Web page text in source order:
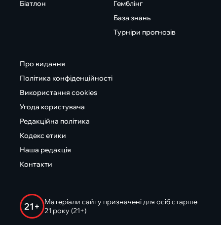
Біатлон
Гемблінг
База знань
Турніри прогнозів
Про видання
Політика конфіденційності
Використання cookies
Угода користувача
Редакційна політика
Кодекс етики
Наша редакція
Контакти
21+
Матеріали сайту призначені для осіб старше
21 року (21+)